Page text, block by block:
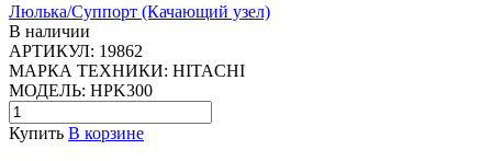
Люлька/Суппорт (Качающий узел)
В наличии
АРТИКУЛ: 19862
МАРКА ТЕХНИКИ: HITACHI
МОДЕЛЬ: HPK300
Купить В корзине